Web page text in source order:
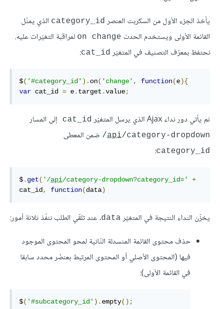
يأخذ الجزء الأول من السكربت العنصر category_id الذي يمثّل
القائمة الأولى ويستخدم الحدث on change لمراقبة التغيّرات عليه.
نحتفظ بمعرّف التصنيف في المتغيّر cat_id
:
$( '#category_id' ). on( 'change' , function(e){
var cat_id = e. target .value;
ثم يأتي دور نداء Ajax الذي يرسل المتغيّر cat_id إلى المسار
api/category-dropdown/ ضمن المعطى
category_id
:
$. get( '/api/category-dropdown?category_id='
+
cat_id, function(data)
يخزّن النداء النتيجة في المتغيّر data. عند تلقّي الطلب ننفّذ ثلاثة أمور:
حذف محتوى القائمة المنسدلة الثّانية لمحو المحتوى الموجود
فيها (المحتوى الأصلي أو المحتوى المرتبط بعنصُر محدد سابقا
في القائمة الأولى):
$( '#subcategory_id' ). empty();